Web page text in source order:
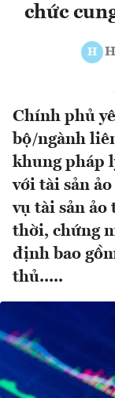
chức
H
Chính phủ
bộ/ngành
khung pháp
với tài sản
vụ tài sản
thời, chứng
định bao
thủ.....